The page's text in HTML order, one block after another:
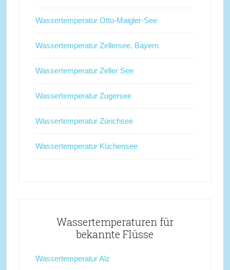
Wassertemperatur Otto-Maigler-See
Wassertemperatur Zellersee, Bayern
Wassertemperatur Zeller See
Wassertemperatur Zugersee
Wassertemperatur Zürichsee
Wassertemperatur Küchensee
Wassertemperaturen für
bekannte Flüsse
Wassertemperatur Alz